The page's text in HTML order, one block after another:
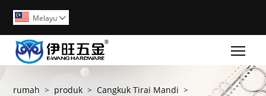
Melayu 
rumah > produk > Cangkuk Tirai Mandi >